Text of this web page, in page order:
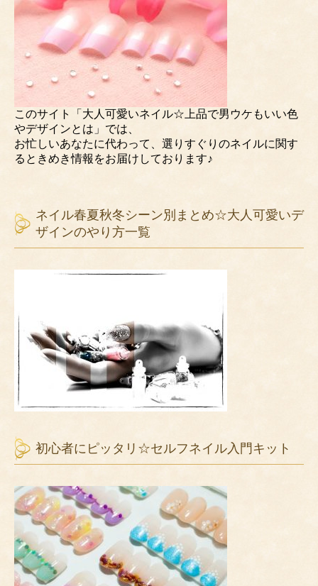
このサイト「大人可愛いネイル☆上品で男ウケもいい色
やデザインとは」では、
お忙しいあなたに代わって、選りすぐりのネイルに関す
るときめき情報をお届けしております♪
ネイル春夏秋冬シーン別まとめ☆大人可愛いデ
ザインのやり方一覧
初心者にピッタリ☆セルフネイル入門キット